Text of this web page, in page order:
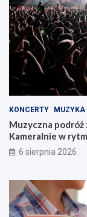
KONCERTY MUZYKA
Muzyczna podróż
Kameralnie w
6 sierpnia 2026